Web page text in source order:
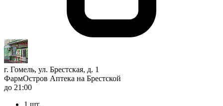
г. Гомель, ул. Брестская, д. 1
ФармОстров Аптека на Брестской
до 21:00
1 шт.